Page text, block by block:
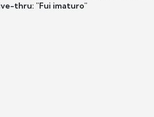
thru: "Fui imaturo"